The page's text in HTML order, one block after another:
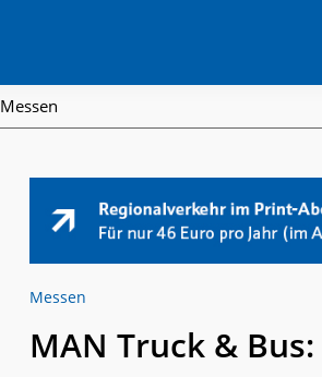
Messen
Messen
MAN Truck &